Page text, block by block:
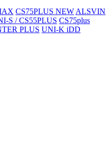
CS75PLUS NEW ALSVIN
S / CS55PLUS CS75plus
PLUS UNI-K iDD